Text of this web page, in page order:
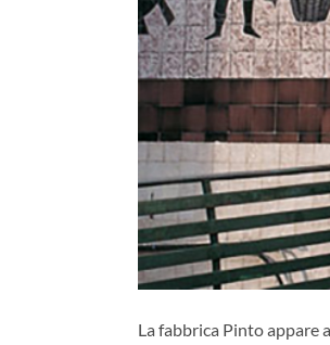
La fabbrica Pinto appare